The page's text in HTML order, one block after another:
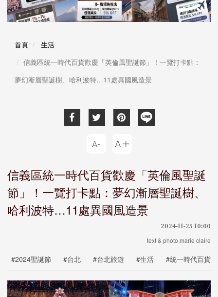
首頁
生活
信義區統一時代百貨歡慶「英倫風聖誕節」！一覽打卡點：
夢幻漸層聖誕樹、哈利波特…11處異國風造景
信義區統一時代百貨歡慶「英倫風聖誕
節」！一覽打卡點：夢幻漸層聖誕樹、
哈利波特…11處異國風造景
2024-11-25 10:00
text & photo marie claire
#2024聖誕節 #台北 #台北旅遊 #生活 #統一時代百貨